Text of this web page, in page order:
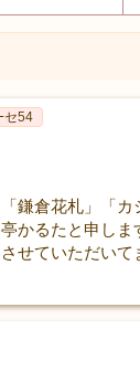
セ54
鎌倉花札」「カ
かるたと申しま
せていただいて